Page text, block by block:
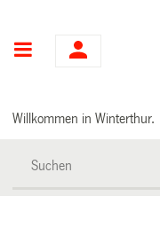
Hauptnavigation
Willkommen in Winterthur.